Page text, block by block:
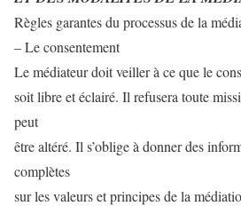
Règles garantes du processus de la
– Le consentement
Le médiateur doit veiller à ce que le
soit libre et éclairé. Il refusera toute
peut
être altéré. Il s’oblige à donner des
complètes
sur les valeurs et principes de la